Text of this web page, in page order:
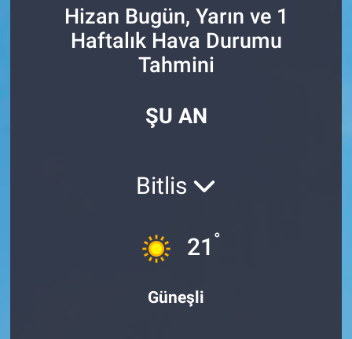
Hizan Bugün, Yarın ve 1
Haftalık Hava Durumu
Tahmini
ŞU AN
Bitlis
21 °
Güneşli
SPOR
DÜNYA
Tüm Manşetler
Son Dakika Haberleri